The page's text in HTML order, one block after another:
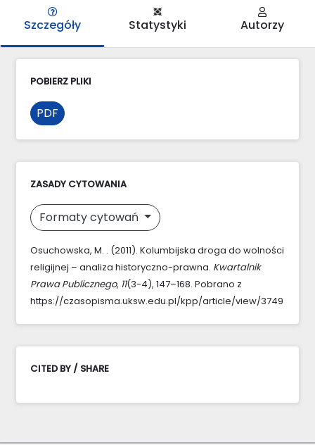
Szczegóły Statystyki Autorzy
POBIERZ PLIKI
PDF
ZASADY CYTOWANIA
Formaty cytowań
Osuchowska, M. . (2011). Kolumbijska droga do wolności
religijnej – analiza historyczno-prawna. Kwartalnik
Prawa Publicznego, 11(3-4), 147–168. Pobrano z
https://czasopisma.uksw.edu.pl/kpp/article/view/3749
CITED BY / SHARE